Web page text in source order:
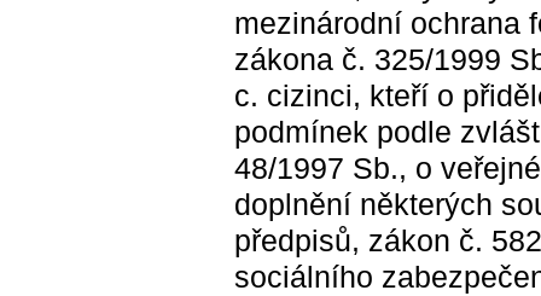
mezinárodní ochrana
zákona č. 325/1999
c. cizinci, kteří o
podmínek podle
48/1997 Sb., o
doplnění některých
předpisů, zákon č.
sociálního